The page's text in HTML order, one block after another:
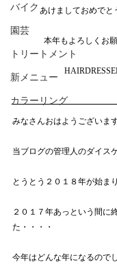
バイク
園芸
トリートメント
新メニュー
カラーリング
あけましておめでと
本年もよろしくお
みなさんおはようございます
当ブログの管理人のダイス
とうとう２０１８年が始ま
２０１７年あっという間に
た・・・・
今年はどんな年になるので